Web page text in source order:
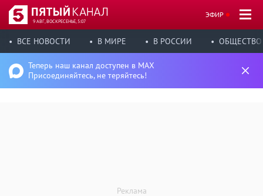
9 АВГ, ВОСКРЕСЕНЬЕ, 5:07
ЭФИР
ВСЕ НОВОСТИ В МИРЕ В РОССИИ ОБЩЕСТВО
Теперь наш канал доступен в MAX
Присоединяйтесь, не теряйтесь!